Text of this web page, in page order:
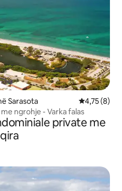
Sarasota Vlerësimi
4,75 (8)
ngrohje - Varka falas
private me
qira